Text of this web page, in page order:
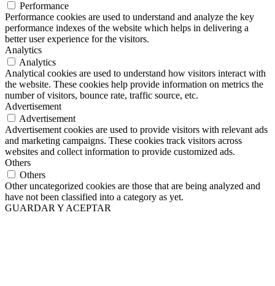
Performance
Performance cookies are used to understand and analyze the key
performance indexes of the website which helps in delivering a
better user experience for the visitors.
Analytics
Analytics
Analytical cookies are used to understand how visitors interact with
the website. These cookies help provide information on metrics the
number of visitors, bounce rate, traffic source, etc.
Advertisement
Advertisement
Advertisement cookies are used to provide visitors with relevant ads
and marketing campaigns. These cookies track visitors across
websites and collect information to provide customized ads.
Others
Others
Other uncategorized cookies are those that are being analyzed and
have not been classified into a category as yet.
GUARDAR Y ACEPTAR